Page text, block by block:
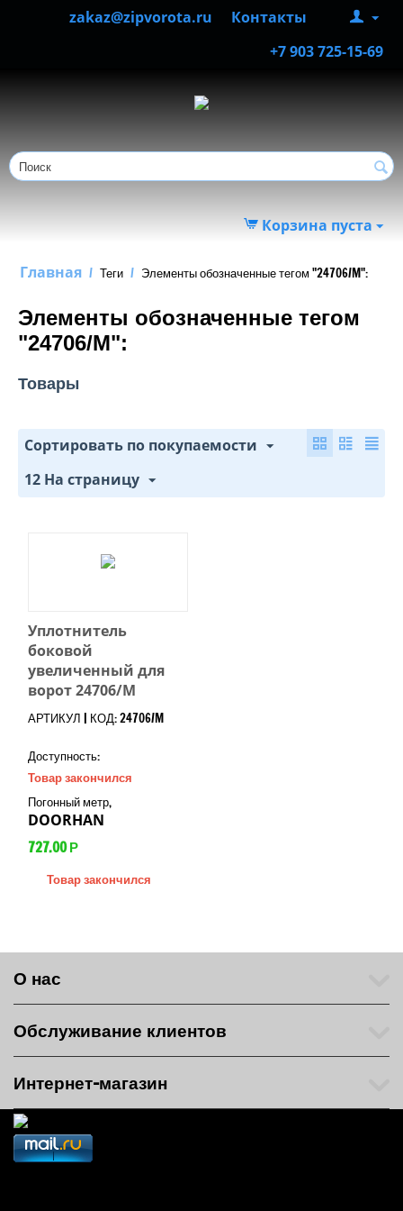
Контакты
zakaz@zipvorota.ru
+7 903 725-15-69
Корзина пуста
Главная / Теги / Элементы обозначенные тегом "24706/M":
Элементы обозначенные тегом
"24706/M":
Товары
Сортировать по покупаемости
12 На страницу
Уплотнитель
боковой
увеличенный для
ворот 24706/M
АРТИКУЛ | КОД: 24706/M
Доступность:
Товар закончился
Погонный метр,
DOORHAN
727.00 Р
Товар закончился
О нас
Обслуживание клиентов
Интернет-магазин